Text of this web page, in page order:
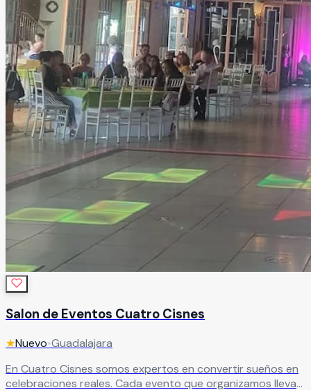
Salon de Eventos Cuatro Cisnes
★Nuevo•Guadalajara
En Cuatro Cisnes somos expertos en convertir sueños en
celebraciones reales. Cada evento que organizamos lleva